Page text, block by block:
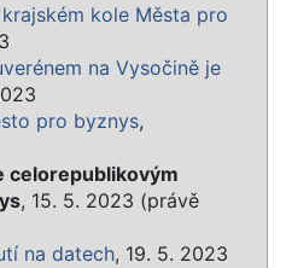
kole Města pro
na Vysočině je
pro byznys,
celorepublikovým
, 15. 5. 2023 (právě
na datech, 19. 5. 2023